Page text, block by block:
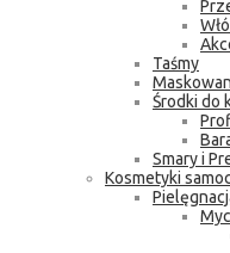
Taśmy
Środki do
Smary i
Kosmetyki